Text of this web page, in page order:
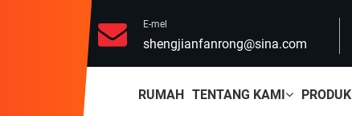
E-mel
shengjianfanrong@sina.com
RUMAH TENTANG KAMI PRODUK